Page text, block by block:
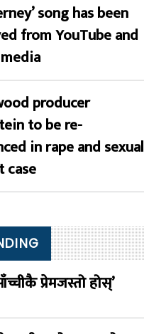
song has been
from YouTube and
producer
to be re-
in rape and sexual
case
प्रेमजस्तो होस्’